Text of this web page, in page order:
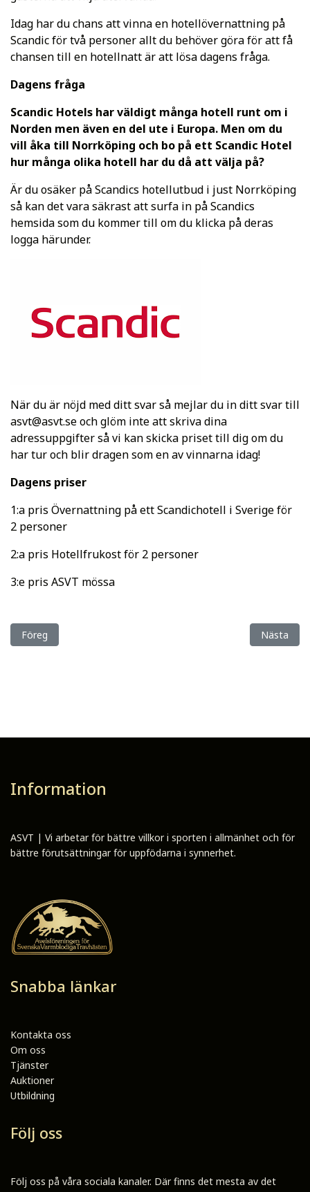
Idag har du chans att vinna en hotellövernattning på
Scandic för två personer allt du behöver göra för att få
chansen till en hotellnatt är att lösa dagens fråga.
Dagens fråga
Scandic Hotels har väldigt många hotell runt om i
Norden men även en del ute i Europa. Men om du
vill åka till Norrköping och bo på ett Scandic Hotel
hur många olika hotell har du då att välja på?
Är du osäker på Scandics hotellutbud i just Norrköping
så kan det vara säkrast att surfa in på Scandics
hemsida som du kommer till om du klicka på deras
logga härunder.
När du är nöjd med ditt svar så mejlar du in ditt svar till
asvt@asvt.seoch glöm inte att skriva dina
adressuppgifter så vi kan skicka priset till dig om du
har tur och blir dragen som en av vinnarna idag!
Dagens priser
1:a pris Övernattning på ett Scandichotell i Sverige för
2 personer
2:a pris Hotellfrukost för 2 personer
3:e pris ASVT mössa
Föregående artikel: Vi har pratat med söndagens vinnare av
Föreg Nästa
Nästa
Information
ASVT | Vi arbetar för bättre villkor i sporten i allmänhet och för
bättre förutsättningar för uppfödarna i synnerhet.
Snabba länkar
Kontakta oss
Om oss
Tjänster
Auktioner
Utbildning
Följ oss
Följ oss på våra sociala kanaler. Där finns det mesta av det